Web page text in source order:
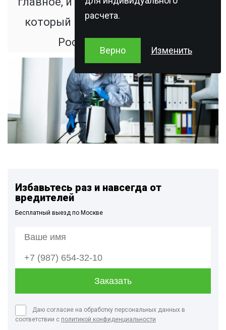
расчета.
Верно Изменить
который не подставит вас перед
Роспотребнадзором
Избавьтесь раз и навсегда от
вредителей
Бесплатный выезд по Москве
Даю согласие на обработку персональных данных в
соответствии с политикой конфиденциальности